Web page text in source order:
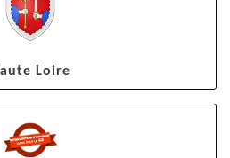
Loire